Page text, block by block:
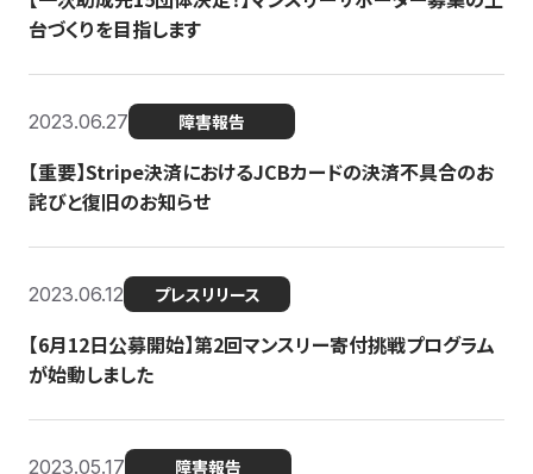
台づくりを目指します
2023.06.27 障害報告
【重要】Stripe決済におけるJCBカードの決済不具合のお
詫びと復旧のお知らせ
2023.06.12 プレスリリース
【6月12日公募開始】第2回マンスリー寄付挑戦プログラム
が始動しました
2023.05.17 障害報告